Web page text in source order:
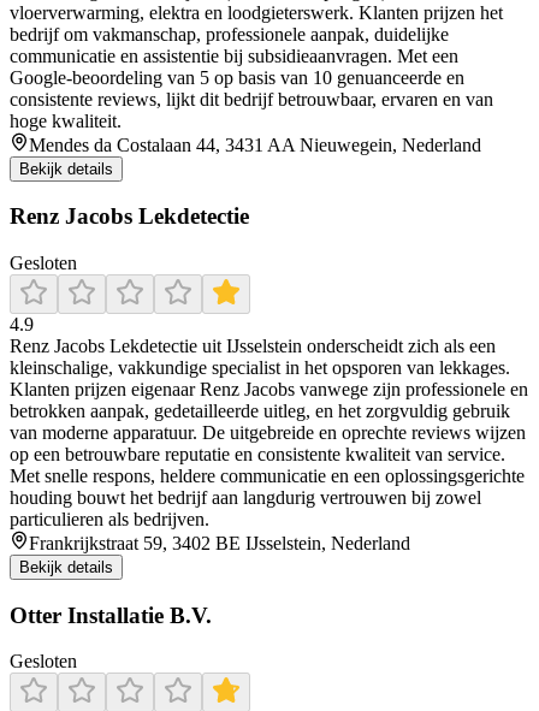
vloerverwarming, elektra en loodgieterswerk. Klanten prijzen het
bedrijf om vakmanschap, professionele aanpak, duidelijke
communicatie en assistentie bij subsidieaanvragen. Met een
Google‑beoordeling van 5 op basis van 10 genuanceerde en
consistente reviews, lijkt dit bedrijf betrouwbaar, ervaren en van
hoge kwaliteit.
Mendes da Costalaan 44, 3431 AA Nieuwegein, Nederland
Bekijk details
Renz Jacobs Lekdetectie
Gesloten
4.9
Renz Jacobs Lekdetectie uit IJsselstein onderscheidt zich als een
kleinschalige, vakkundige specialist in het opsporen van lekkages.
Klanten prijzen eigenaar Renz Jacobs vanwege zijn professionele en
betrokken aanpak, gedetailleerde uitleg, en het zorgvuldig gebruik
van moderne apparatuur. De uitgebreide en oprechte reviews wijzen
op een betrouwbare reputatie en consistente kwaliteit van service.
Met snelle respons, heldere communicatie en een oplossingsgerichte
houding bouwt het bedrijf aan langdurig vertrouwen bij zowel
particulieren als bedrijven.
Frankrijkstraat 59, 3402 BE IJsselstein, Nederland
Bekijk details
Otter Installatie B.V.
Gesloten